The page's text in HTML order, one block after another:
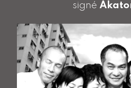
signé